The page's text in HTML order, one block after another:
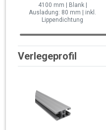
4100 mm | Blank |
Ausladung: 80 mm | inkl.
Lippendichtung
Verlegeprofil